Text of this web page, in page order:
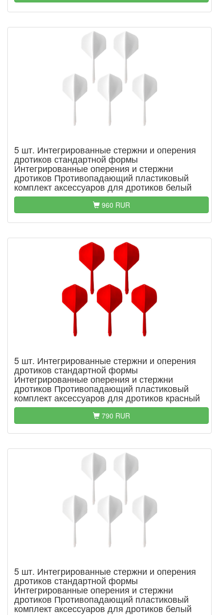
5 шт. Интегрированные стержни и оперения
дротиков стандартной формы
Интегрированные оперения и стержни
дротиков Противопадающий пластиковый
комплект аксессуаров для дротиков белый
960 RUR
5 шт. Интегрированные стержни и оперения
дротиков стандартной формы
Интегрированные оперения и стержни
дротиков Противопадающий пластиковый
комплект аксессуаров для дротиков красный
790 RUR
5 шт. Интегрированные стержни и оперения
дротиков стандартной формы
Интегрированные оперения и стержни
дротиков Противопадающий пластиковый
комплект аксессуаров для дротиков белый